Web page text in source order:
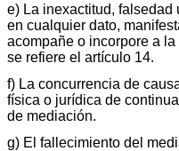
e) La inexactitud, falsedad
en cualquier dato,
acompañe o incorpore a
se refiere el artículo 14.
f) La concurrencia de
física o jurídica de
de mediación.
g) El fallecimiento del